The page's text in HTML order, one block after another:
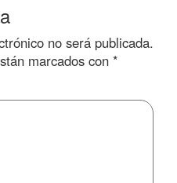
no será publicada.
marcados con *